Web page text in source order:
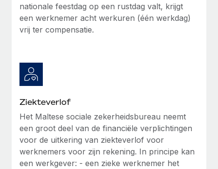
Meer informatie
nationale feestdag op een rustdag valt, krijgt
een werknemer acht werkuren (één werkdag)
vrij ter compensatie.
Ziekteverlof
Het Maltese sociale zekerheidsbureau neemt
een groot deel van de financiële verplichtingen
voor de uitkering van ziekteverlof voor
werknemers voor zijn rekening. In principe kan
een werkgever: - een zieke werknemer het